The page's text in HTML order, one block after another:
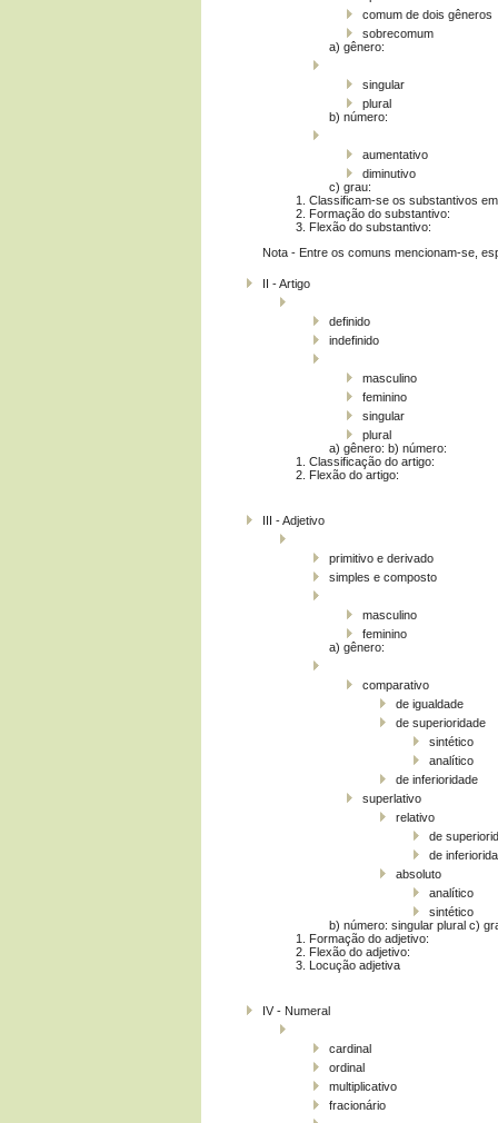
comum de dois gêneros
sobrecomum
a) gênero:
singular
plural
b) número:
aumentativo
diminutivo
c) grau:
1. Classificam-se os substantivos
2. Formação do substantivo:
3. Flexão do substantivo:
Nota - Entre os comuns mencionam-se,
II - Artigo
definido
indefinido
masculino
feminino
singular
plural
a) gênero: b) número:
1. Classificação do artigo:
2. Flexão do artigo:
III - Adjetivo
primitivo e derivado
simples e composto
masculino
feminino
a) gênero:
comparativo
de igualdade
de superioridade
sintético
analítico
de inferioridade
superlativo
relativo
de
de
absoluto
analítico
sintético
b) número: singular plural c)
1. Formação do adjetivo:
2. Flexão do adjetivo:
3. Locução adjetiva
IV - Numeral
cardinal
ordinal
multiplicativo
fracionário